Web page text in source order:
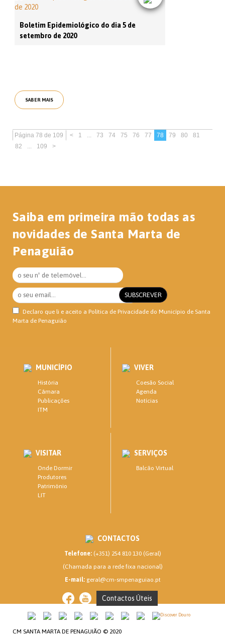
Boletim Epidemiológico do dia 5 de
setembro de 2020
SABER MAIS
Página 78 de 109 < 1 ... 73 74 75 76 77 78 79 80
81
82
... 109 >
Saiba em primeira mão todas as
novidades de Santa Marta de
Penaguião
Declaro que li e aceito a Política de Privacidade do Município de Santa
Marta de Penaguião
MUNICÍPIO
História
Câmara
Publicações
ITM
VIVER
Coesão Social
Agenda
Notícias
VISITAR
Onde Dormir
Produtores
Património
LIT
SERVIÇOS
Balcão Virtual
CONTACTOS
Telefone:(+351) 254 810 130 (Geral)
(Chamada para a rede fixa nacional)
E-mail:geral@cm-smpenaguiao.pt
Contactos Úteis
CM SANTA MARTA DE PENAGUIÃO © 2020